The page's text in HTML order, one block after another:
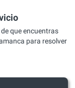
que encuentras
para resolver